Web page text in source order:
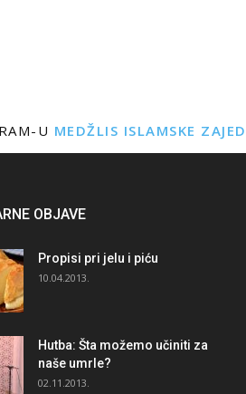
U MEDŽLIS ISLAMSKE
OBJAVE
Propisi pri jelu i piću
10.04.2013.
Hutba: Šta možemo učiniti za
naše umrle?
02.11.2013.